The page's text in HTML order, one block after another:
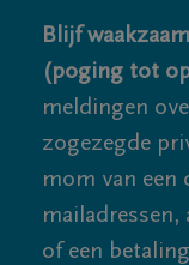
Blijf
(poging tot
meldingen
zogezegde
mom van een
mailadressen,
of een